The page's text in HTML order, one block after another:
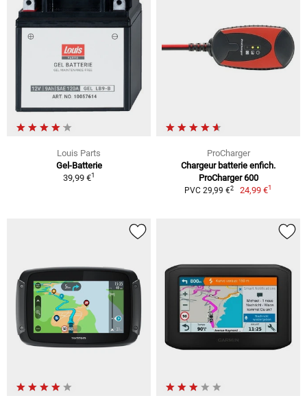
Louis Parts
Gel-Batterie
39,99 €1
ProCharger
Chargeur batterie enfich.
ProCharger 600
PVC 29,99 €2 24,99 €1